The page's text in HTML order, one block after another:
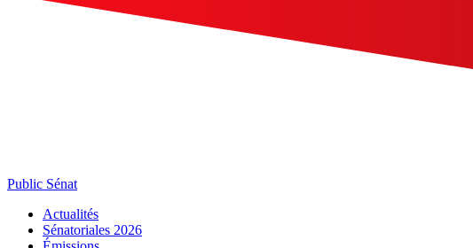
Public Sénat
Actualités
Sénatoriales 2026